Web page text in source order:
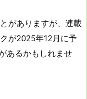
がありますが、連載
が2025年12月に予
あるかもしれませ